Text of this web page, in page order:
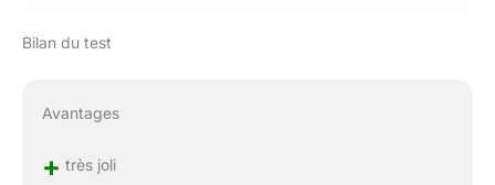
Bilan du test
Avantages
+ très joli